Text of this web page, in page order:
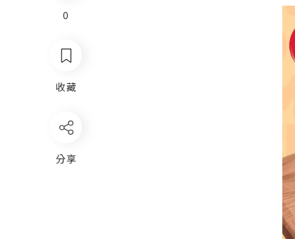
0
收藏
分享